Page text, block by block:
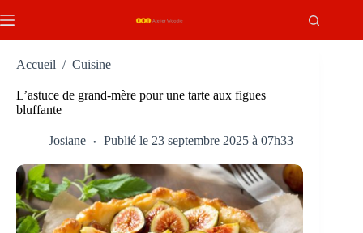
au
Accueil / Cuisine
L’astuce de grand-mère pour une tarte aux figues
bluffante
Josiane Publié le 23 septembre 2025 à 07h33